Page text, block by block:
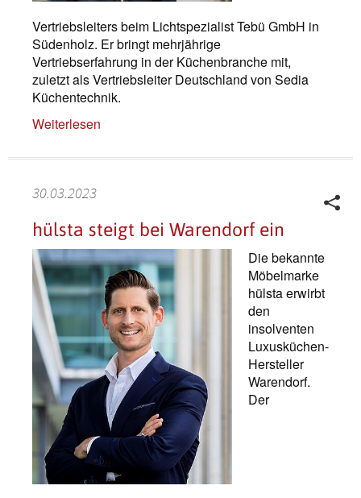
Vertriebsleiters beim Lichtspezialist Tebü GmbH in
Südenholz. Er bringt mehrjährige
Vertriebserfahrung in der Küchenbranche mit,
zuletzt als Vertriebsleiter Deutschland von Sedia
Küchentechnik.
Weiterlesen
30.03.2023
hülsta steigt bei Warendorf ein
Die bekannte
Möbelmarke
hülsta erwirbt
den
insolventen
Luxusküchen-
Hersteller
Warendorf.
Der